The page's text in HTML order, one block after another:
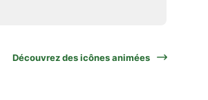
Découvrez des icônes animées